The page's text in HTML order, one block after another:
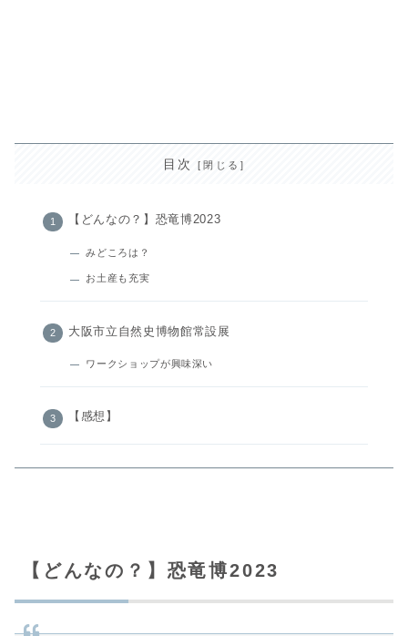
目次
【どんなの？】恐竜博2023
みどころは？
お土産も充実
大阪市立自然史博物館常設展
ワークショップが興味深い
【感想】
【どんなの？】恐竜博2023